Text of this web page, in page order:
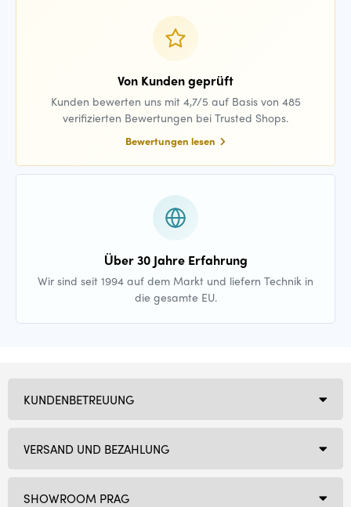
Von Kunden geprüft
Kunden bewerten uns mit 4,7/5 auf Basis von 485
verifizierten Bewertungen bei Trusted Shops.
Bewertungen lesen
Über 30 Jahre Erfahrung
Wir sind seit 1994 auf dem Markt und liefern Technik in
die gesamte EU.
SHOWROOM PRAG
KUNDENBETREUUNG
VERSAND UND BEZAHLUNG